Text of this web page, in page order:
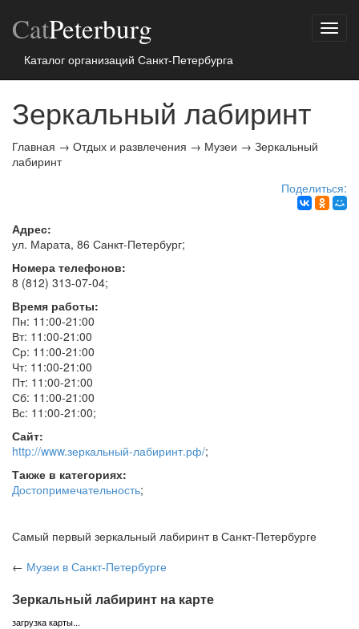
CatPeterburg
Каталог организаций Санкт-Петербурга
Зеркальный лабиринт
Главная → Отдых и развлечения → Музеи → Зеркальный
лабиринт
Поделиться:
Адрес:
ул. Марата, 86 Санкт-Петербург;
Номера телефонов:
8 (812) 313-07-04;
Время работы:
Пн: 11:00-21:00
Вт: 11:00-21:00
Ср: 11:00-21:00
Чт: 11:00-21:00
Пт: 11:00-21:00
Сб: 11:00-21:00
Вс: 11:00-21:00;
Сайт:
http://www.зеркальный-лабиринт.рф/;
Также в категориях:
Достопримечательность;
Самый первый зеркальный лабиринт в Санкт-Петербурге
← Музеи в Санкт-Петербурге
Зеркальный лабиринт на карте
загрузка карты...